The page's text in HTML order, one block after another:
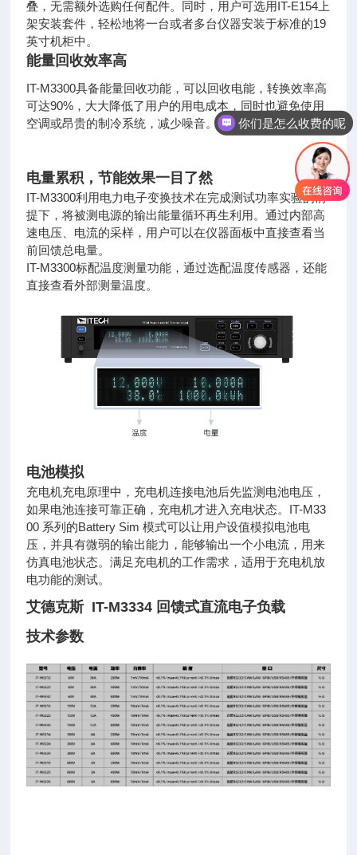
叠，无需额外选购任何配件。同时，用户可选用IT-E154上
架安装套件，轻松地将一台或者多台仪器安装于标准的19
英寸机柜中。
能量回收效率高
IT-M3300具备能量回收功能，可以回收电能，转换效率高
可达90%，大大降低了用户的用电成本，同时也避免使用
空调或昂贵的制冷系统，减少噪音。
电量累积，节能效果一目了然
IT-M3300利用电力电子变换技术在完成测试功率实验的前
提下，将被测电源的输出能量循环再生利用。通过内部高
速电压、电流的采样，用户可以在仪器面板中直接查看当
前回馈总电量。
IT-M3300标配温度测量功能，通过选配温度传感器，还能
直接查看外部测量温度。
电池模拟
充电机充电原理中，充电机连接电池后先监测电池电压，
如果电池连接可靠正确，充电机才进入充电状态。IT-M33
00 系列的Battery Sim 模式可以让用户设值模拟电池电
压，并具有微弱的输出能力，能够输出一个小电流，用来
仿真电池状态。满足充电机的工作需求，适用于充电机放
电功能的测试。
艾德克斯 IT-M3334 回馈式直流电子负载
技术参数
你们是怎么收费的呢